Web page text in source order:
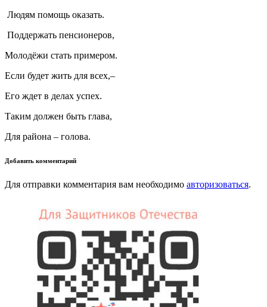
Людям помощь оказать.
Поддержать пенсионеров,
Молодёжи стать примером.
Если будет жить для всех,–
Его ждет в делах успех.
Таким должен быть глава,
Для района – голова.
Добавить комментарий
Для отправки комментария вам необходимо авторизоваться.